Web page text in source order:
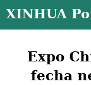
XINHUA
Expo
fecha